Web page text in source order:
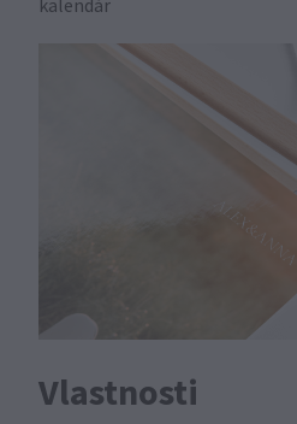
kalendár
Vlastnosti